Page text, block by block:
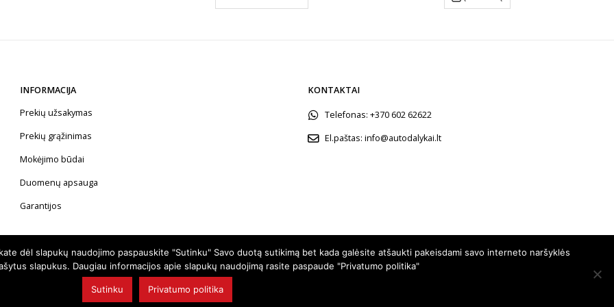
through
INFORMACIJA
Prekių užsakymas
Prekių grąžinimas
Mokėjimo būdai
Duomenų apsauga
Garantijos
KONTAKTAI
Telefonas: +370 602 62622
El.paštas: info@autodalykai.lt
dėl slapukų naudojimo paspauskite "Sutinku" Savo duotą sutikimą bet kada galėsite atšaukti pakeisdami savo interneto naršyklės
slapukus. Daugiau informacijos apie slapukų naudojimą rasite paspaude "Privatumo politika"
Sutinku Privatumo politika